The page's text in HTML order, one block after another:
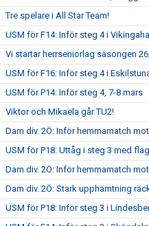
Tre spelare i All Star Team!
USM för F14: Inför steg 4 i
Vi startar herrseniorlag säsongen
USM för F16: Inför steg 4 i
USM för P14: Inför steg 4, 7-8 mars
Viktor och Mikaela går TU2!
Dam div. 2Ö: Inför hemmamatch
USM för P18: Uttåg i steg 3 med
Dam div. 2Ö: Inför hemmamatch
Dam div. 2Ö: Stark upphämtning
USM för P18: Inför steg 3 i